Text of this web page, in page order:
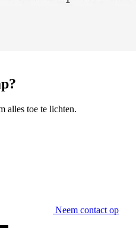
alles toe te lichten.
Neem contact op